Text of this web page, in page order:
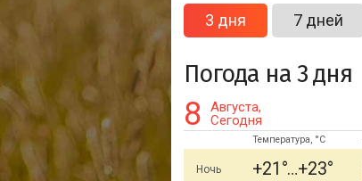
3 дня 7 дней
Погода на 3 дня
8
Августа,
Сегодня
Температура, °C
Ночь +21 +23